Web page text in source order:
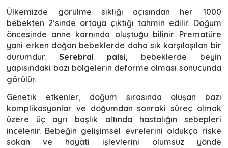
Ülkemizde görülme sıklığı açısından her 1000
bebekten 2’sinde ortaya çıktığı tahmin edilir. Doğum
öncesinde anne karnında oluştuğu bilinir. Prematüre
yani erken doğan bebeklerde daha sık karşılaşılan bir
durumdur.Serebral palsi, bebeklerde beyin
yapısındaki bazı bölgelerin deforme olması sonucunda
görülür.
Genetik etkenler, doğum sırasında oluşan bazı
komplikasyonlar ve doğumdan sonraki süreç olmak
üzere üç ayrı başlık altında hastalığın sebepleri
incelenir. Bebeğin gelişimsel evrelerini oldukça riske
sokan ve hayati işlevlerini olumsuz yönde